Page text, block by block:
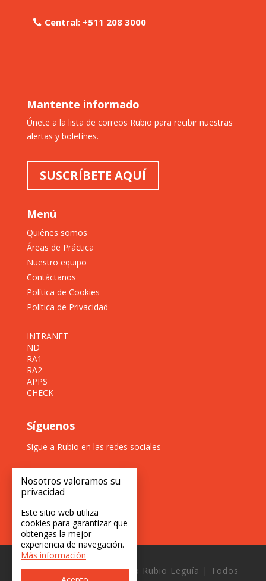
Central: +511 208 3000
Mantente informado
Únete a la lista de correos Rubio para recibir nuestras
alertas y boletines.
SUSCRÍBETE AQUÍ
Menú
Quiénes somos
Áreas de Práctica
Nuestro equipo
Contáctanos
Política de Cookies
Política de Privacidad
INTRANET
ND
RA1
RA2
APPS
CHECK
Síguenos
Sigue a Rubio en las redes sociales
Copyright © 2026 Estudio Rubio Leguía | Todos
Nosotros valoramos su
privacidad
Este sitio web utiliza
cookies para garantizar que
obtengas la mejor
experiencia de navegación.
Más información